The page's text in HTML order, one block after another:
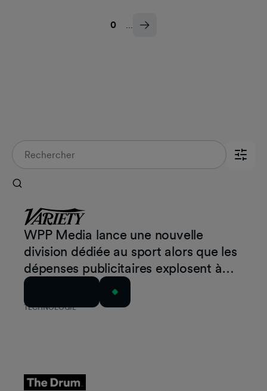
0 ...
TECHNOLOGIE
WPP Media lance une nouvelle
division dédiée au sport alors que les
dépenses publicitaires explosent à
l'occasion des grands événements
sportifs